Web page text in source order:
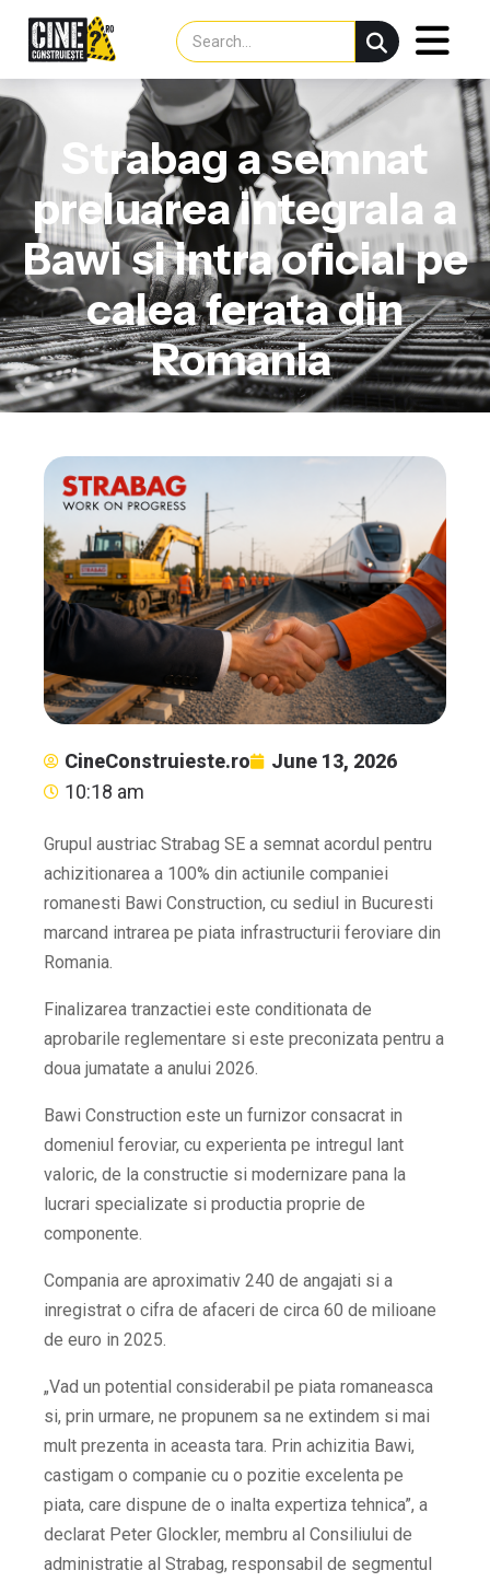
Strabag a semnat
preluarea integrala a
Bawi si intra oficial pe
calea ferata din
Romania
CineConstruieste.ro
June 13, 2026
10:18 am
Grupul austriac Strabag SE a semnat acordul pentru
achizitionarea a 100% din actiunile companiei
romanesti Bawi Construction, cu sediul in Bucuresti
marcand intrarea pe piata infrastructurii feroviare din
Romania.
Finalizarea tranzactiei este conditionata de
aprobarile reglementare si este preconizata pentru a
doua jumatate a anului 2026.
Bawi Construction este un furnizor consacrat in
domeniul feroviar, cu experienta pe intregul lant
valoric, de la constructie si modernizare pana la
lucrari specializate si productia proprie de
componente.
Compania are aproximativ 240 de angajati si a
inregistrat o cifra de afaceri de circa 60 de milioane
de euro in 2025.
„Vad un potential considerabil pe piata romaneasca
si, prin urmare, ne propunem sa ne extindem si mai
mult prezenta in aceasta tara. Prin achizitia Bawi,
castigam o companie cu o pozitie excelenta pe
piata, care dispune de o inalta expertiza tehnica”, a
declarat Peter Glockler, membru al Consiliului de
administratie al Strabag, responsabil de segmentul